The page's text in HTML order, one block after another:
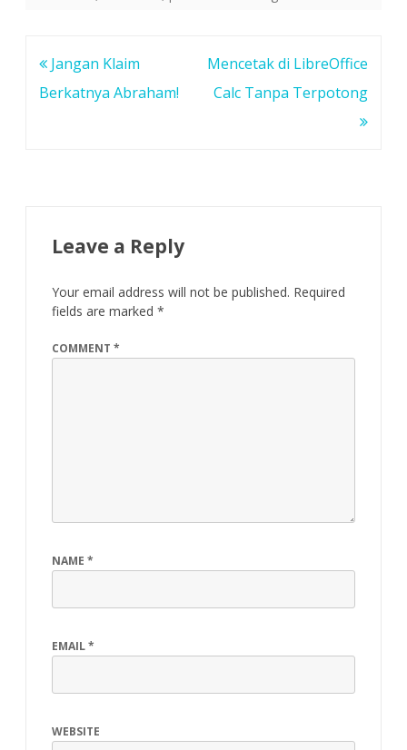
Post
navigation
Jangan Klaim
Berkatnya Abraham!
Mencetak di LibreOffice
Calc Tanpa Terpotong
Leave a Reply
Your email address will not be published. Required
fields are marked *
COMMENT *
NAME *
EMAIL*
WEBSITE